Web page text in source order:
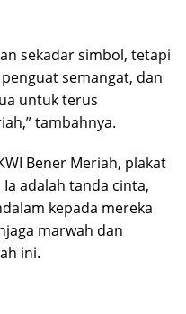
sekadar simbol, tetapi
semangat, dan
untuk terus
tambahnya.
Bener Meriah, plakat
adalah tanda cinta,
kepada mereka
marwah dan
ini.